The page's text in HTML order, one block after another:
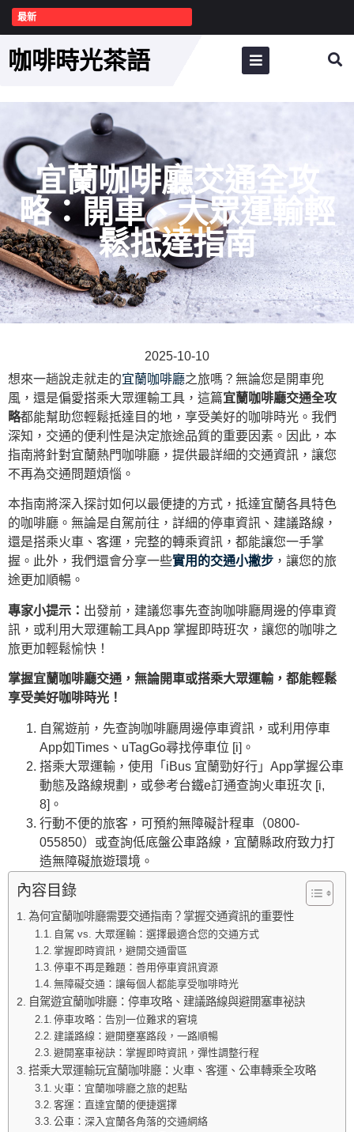
最新
咖啡時光茶語
宜蘭咖啡廳交通全攻
略：開車、大眾運輸輕
鬆抵達指南
2025-10-10
想來一趟說走就走的宜蘭咖啡廳之旅嗎？無論您是開車兜
風，還是偏愛搭乘大眾運輸工具，這篇宜蘭咖啡廳交通全攻
略都能幫助您輕鬆抵達目的地，享受美好的咖啡時光。我們
深知，交通的便利性是決定旅途品質的重要因素。因此，本
指南將針對宜蘭熱門咖啡廳，提供最詳細的交通資訊，讓您
不再為交通問題煩惱。
本指南將深入探討如何以最便捷的方式，抵達宜蘭各具特色
的咖啡廳。無論是自駕前往，詳細的停車資訊、建議路線，
還是搭乘火車、客運，完整的轉乘資訊，都能讓您一手掌
握。此外，我們還會分享一些實用的交通小撇步 ，讓您的旅
途更加順暢。
專家小提示： 出發前，建議您事先查詢咖啡廳周邊的停車資
訊，或利用大眾運輸工具App 掌握即時班次，讓您的咖啡之
旅更加輕鬆愉快！
掌握宜蘭咖啡廳交通，無論開車或搭乘大眾運輸，都能輕鬆
享受美好咖啡時光！
自駕遊前，先查詢咖啡廳周邊停車資訊，或利用停車
App如Times、uTagGo尋找停車位 [i]。
搭乘大眾運輸，使用「iBus 宜蘭勁好行」App掌握公車
動態及路線規劃，或參考台鐵e訂通查詢火車班次 [i,
8]。
行動不便的旅客，可預約無障礙計程車（0800-
055850）或查詢低底盤公車路線，宜蘭縣政府致力打
造無障礙旅遊環境。
內容目錄
為何宜蘭咖啡廳需要交通指南？掌握交通資訊的重要性
自駕 vs. 大眾運輸：選擇最適合您的交通方式
掌握即時資訊，避開交通雷區
停車不再是難題：善用停車資訊資源
無障礙交通：讓每個人都能享受咖啡時光
自駕遊宜蘭咖啡廳：停車攻略、建議路線與避開塞車祕訣
停車攻略：告別一位難求的窘境
建議路線：避開壅塞路段，一路順暢
避開塞車祕訣：掌握即時資訊，彈性調整行程
搭乘大眾運輸玩宜蘭咖啡廳：火車、客運、公車轉乘全攻略
火車：宜蘭咖啡廳之旅的起點
客運：直達宜蘭的便捷選擇
公車：深入宜蘭各角落的交通網絡